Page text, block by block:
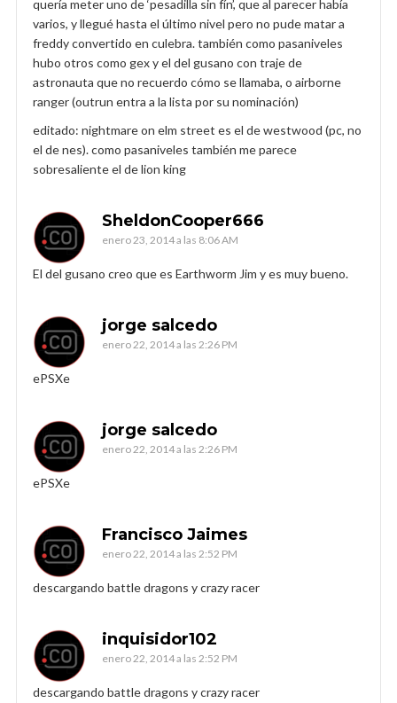
quería meter uno de ‘pesadilla sin fín’, que al parecer había
varios, y llegué hasta el último nivel pero no pude matar a
freddy convertido en culebra. también como pasaniveles
hubo otros como gex y el del gusano con traje de
astronauta que no recuerdo cómo se llamaba, o airborne
ranger (outrun entra a la lista por su nominación)
editado: nightmare on elm street es el de westwood (pc, no
el de nes). como pasaniveles también me parece
sobresaliente el de lion king
SheldonCooper666
enero 23, 2014 a las 8:06 AM
El del gusano creo que es Earthworm Jim y es muy bueno.
jorge salcedo
enero 22, 2014 a las 2:26 PM
ePSXe
jorge salcedo
enero 22, 2014 a las 2:26 PM
ePSXe
Francisco Jaimes
enero 22, 2014 a las 2:52 PM
descargando battle dragons y crazy racer
inquisidor102
enero 22, 2014 a las 2:52 PM
descargando battle dragons y crazy racer